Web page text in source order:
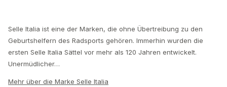
Selle Italia ist eine der Marken, die ohne Übertreibung zu den
Geburtshelfern des Radsports gehören. Immerhin wurden die
ersten Selle Italia Sättel vor mehr als 120 Jahren entwickelt.
Unermüdlicher…
Mehr über die Marke Selle Italia